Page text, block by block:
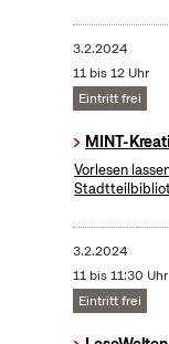
3.2.2024
11 bis 12 Uhr
Eintritt frei
MINT-
Vorlesen
3.2.2024
11 bis 11:30 Uhr
Eintritt frei